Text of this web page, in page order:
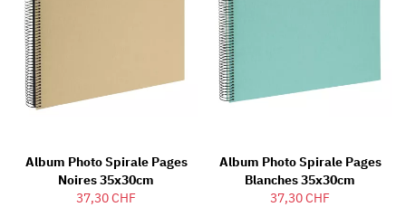
Album Photo Spirale Pages
Noires 35x30cm
37,30 CHF
Album Photo Spirale Pages
Blanches 35x30cm
37,30 CHF